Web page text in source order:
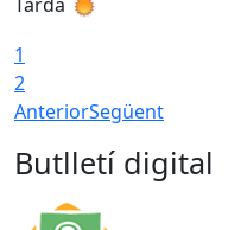
1
2
AnteriorSegüent
Butlletí digital